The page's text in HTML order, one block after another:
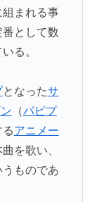
組まれる事
として数
る。
となったサ
（パピプ
アニメー
を歌い、
ものであ